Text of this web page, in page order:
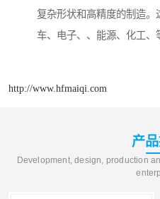
复杂形状和高精度的制造
车、电子、、能源、化工、
http://www.hfmaiqi.com
产
Development, design, production